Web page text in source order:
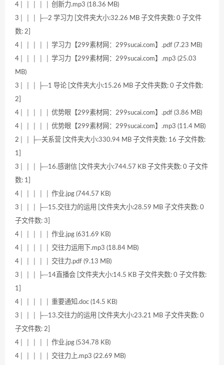
4│ │ │ │ │ 创新力.mp3 (18.36 MB)
3│ │ │ ├─2 学习力 [文件夹大小:32.26 MB 子文件夹数: 0 子文件
数: 2]
4│ │ │ │ │ 学习力【299素材网：299sucai.com】.pdf (7.23 MB)
4│ │ │ │ │ 学习力【299素材网：299sucai.com】.mp3 (25.03
MB)
3│ │ │ ├─1 导论 [文件夹大小:15.26 MB 子文件夹数: 0 子文件数:
2]
4│ │ │ │ │ 优势眼【299素材网：299sucai.com】.pdf (3.86 MB)
4│ │ │ │ │ 优势眼【299素材网：299sucai.com】.mp3 (11.4 MB)
2│ │ ├─关系营 [文件夹大小:330.94 MB 子文件夹数: 16 子文件数:
1]
3│ │ │ ├─16.感谢信 [文件夹大小:744.57 KB 子文件夹数: 0 子文件
数: 1]
4│ │ │ │ │ 作业.jpg (744.57 KB)
3│ │ │ ├─15.交往力的运用 [文件夹大小:28.59 MB 子文件夹数: 0
子文件数: 3]
4│ │ │ │ │ 作业.jpg (631.69 KB)
4│ │ │ │ │ 交往力运用下.mp3 (18.84 MB)
4│ │ │ │ │ 交往力.pdf (9.13 MB)
3│ │ │ ├─14直播会 [文件夹大小:14.5 KB 子文件夹数: 0 子文件数:
1]
4│ │ │ │ │ 重要通知.doc (14.5 KB)
3│ │ │ ├─13.交往力的运用 [文件夹大小:23.21 MB 子文件夹数: 0
子文件数: 2]
4│ │ │ │ │ 作业.jpg (534.78 KB)
4│ │ │ │ │ 交往力上.mp3 (22.69 MB)